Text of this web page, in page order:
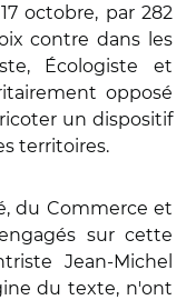
octobre, par 282
contre dans les
Écologiste et
opposé
un dispositif
territoires.
du Commerce et
sur cette
Jean-Michel
du texte, n'ont